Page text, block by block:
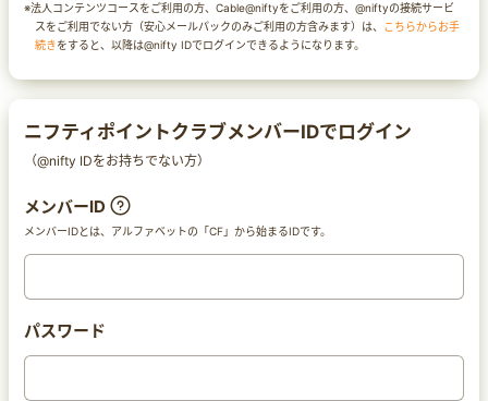
※法人コンテンツコースをご利用の方、Cable@niftyをご利用の方、@niftyの接続サービ
スをご利用でない方（安心メールパックのみご利用の方含みます）は、 こちらからお手
続きをすると、以降は@nifty IDでログインできるようになります。
ニフティポイントクラブメンバーIDでログイン
（@nifty IDをお持ちでない方）
メンバーID
メンバーIDとは、アルファベットの「CF」から始まるIDです。
パスワード